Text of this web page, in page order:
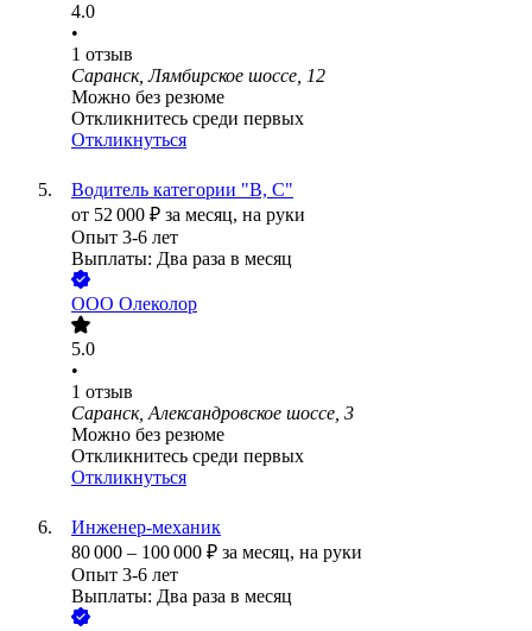
4.0
•
1 отзыв
Саранск, Лямбирское шоссе, 12
Можно без резюме
Откликнитесь среди первых
Откликнуться
Водитель категории "В, С"
от 52 000 ₽ за месяц, на руки
Опыт 3-6 лет
Выплаты: Два раза в месяц
ООО Олеколор
5.0
•
1 отзыв
Саранск, Александровское шоссе, 3
Можно без резюме
Откликнитесь среди первых
Откликнуться
Инженер-механик
80 000 – 100 000 ₽ за месяц, на руки
Опыт 3-6 лет
Выплаты: Два раза в месяц